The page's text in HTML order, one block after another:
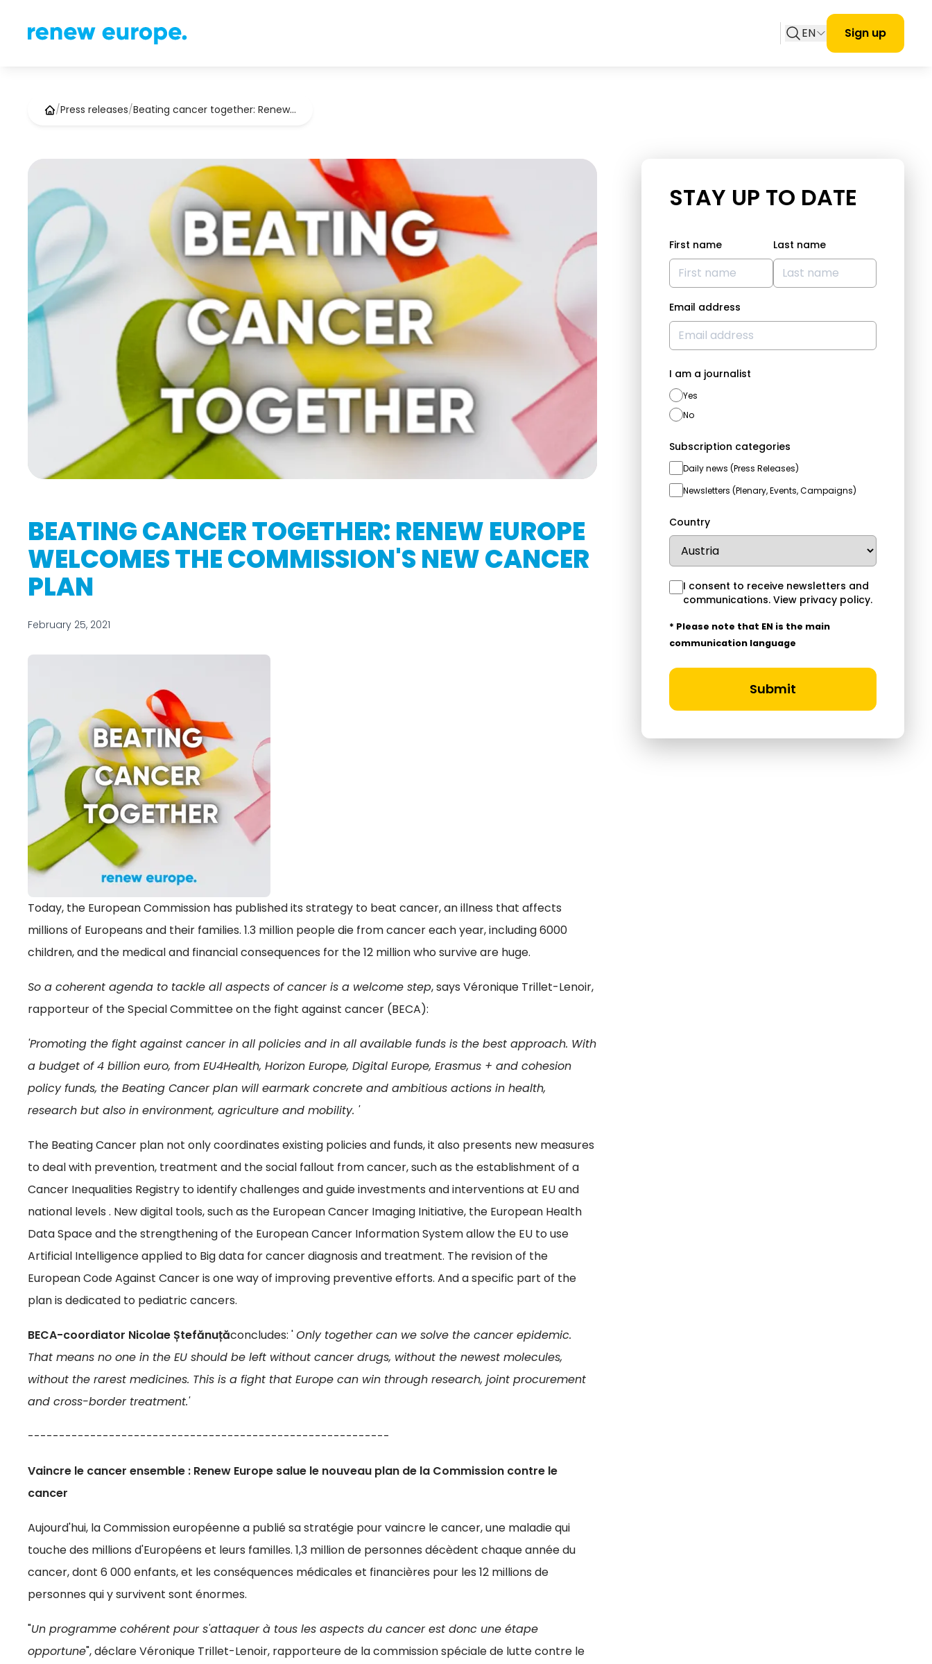
EN Sign up
/Press releases/Beating cancer together: Renew…
BEATING CANCER TOGETHER: RENEW EUROPE
WELCOMES THE COMMISSION'S NEW CANCER
PLAN
February 25, 2021
Today, the European Commission has published its strategy to beat cancer, an illness that affects
millions of Europeans and their families. 1.3 million people die from cancer each year, including 6000
children, and the medical and financial consequences for the 12 million who survive are huge.
So a coherent agenda to tackle all aspects of cancer is a welcome step, says Véronique Trillet-Lenoir,
rapporteur of the Special Committee on the fight against cancer (BECA):
'Promoting the fight against cancer in all policies and in all available funds is the best approach. With
a budget of 4 billion euro, from EU4Health, Horizon Europe, Digital Europe, Erasmus + and cohesion
policy funds, the Beating Cancer plan will earmark concrete and ambitious actions in health,
research but also in environment, agriculture and mobility. '
The Beating Cancer plan not only coordinates existing policies and funds, it also presents new measures
to deal with prevention, treatment and the social fallout from cancer, such as the establishment of a
Cancer Inequalities Registry to identify challenges and guide investments and interventions at EU and
national levels . New digital tools, such as the European Cancer Imaging Initiative, the European Health
Data Space and the strengthening of the European Cancer Information System allow the EU to use
Artificial Intelligence applied to Big data for cancer diagnosis and treatment. The revision of the
European Code Against Cancer is one way of improving preventive efforts. And a specific part of the
plan is dedicated to pediatric cancers.
BECA-coordiator Nicolae Ștefănuțăconcludes: 'Only together can we solve the cancer epidemic.
That means no one in the EU should be left without cancer drugs, without the newest molecules,
without the rarest medicines. This is a fight that Europe can win through research, joint procurement
and cross-border treatment.'
----------------------------------------------------------
Vaincre le cancer ensemble : Renew Europe salue le nouveau plan de la Commission contre le
cancer
Aujourd'hui, la Commission européenne a publié sa stratégie pour vaincre le cancer, une maladie qui
touche des millions d'Européens et leurs familles. 1,3 million de personnes décèdent chaque année du
cancer, dont 6 000 enfants, et les conséquences médicales et financières pour les 12 millions de
personnes qui y survivent sont énormes.
"Un programme cohérent pour s'attaquer à tous les aspects du cancer est donc une étape
opportune", déclare Véronique Trillet-Lenoir, rapporteure de la commission spéciale de lutte contre le
STAY UP TO DATE
First name Last name
Email address
I am a journalist
Yes
No
Subscription categories
Daily news (Press Releases)
Newsletters (Plenary, Events, Campaigns)
Country
I consent to receive newsletters and
communications.View privacy policy.
* Please note that EN is the main
communication language
Submit